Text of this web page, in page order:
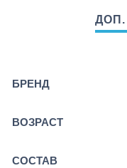
БРЕНД
ВОЗРАСТ
СОСТАВ